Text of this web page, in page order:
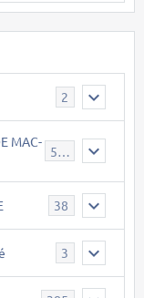
2
MAC-
543
38
3